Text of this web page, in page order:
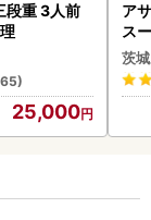
段重 3人前
25,000
ア
ス
8本
茨